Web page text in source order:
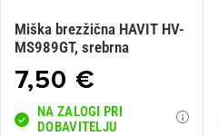
Miška brezžična HAVIT HV-
MS989GT, srebrna
7,50 €
NA ZALOGI PRI
DOBAVITELJU